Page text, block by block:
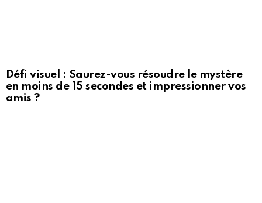
Défi visuel : Saurez-vous résoudre le mystère
en moins de 15 secondes et impressionner vos
amis ?